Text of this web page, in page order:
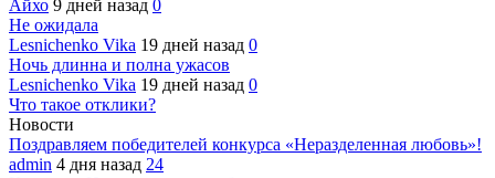
Айхо 9 дней назад 0
Не ожидала
Lesnichenko Vika 19 дней назад 0
Ночь длинна и полна ужасов
Lesnichenko Vika 19 дней назад 0
Что такое отклики?
Новости
Поздравляем победителей конкурса «Неразделенная любовь»!
admin 4 дня назад 24